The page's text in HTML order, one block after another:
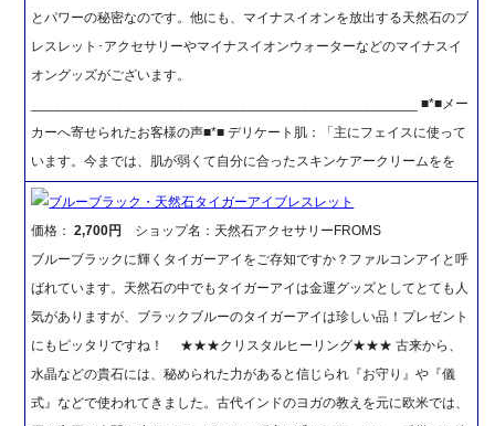
とパワーの秘密なのです。他にも、マイナスイオンを放出する天然石のブ
レスレット･アクセサリーやマイナスイオンウォーターなどのマイナスイ
オングッズがございます。
__________________________________________________ ■*■メー
カーへ寄せられたお客様の声■*■ デリケート肌：「主にフェイスに使って
います。今までは、肌が弱くて自分に合ったスキンケアークリームをを
ブルーブラック・天然石タイガーアイブレスレット
価格：2,700円
ショップ名：天然石アクセサリーFROMS
ブルーブラックに輝くタイガーアイをご存知ですか？ファルコンアイと呼
ばれています。天然石の中でもタイガーアイは金運グッズとしてとても人
気がありますが、ブラックブルーのタイガーアイは珍しい品！プレゼント
にもピッタリですね！ ★★★クリスタルヒーリング★★★ 古来から、
水晶などの貴石には、秘められた力があると信じられ『お守り』や『儀
式』などで使われてきました。古代インドのヨガの教えを元に欧米では、